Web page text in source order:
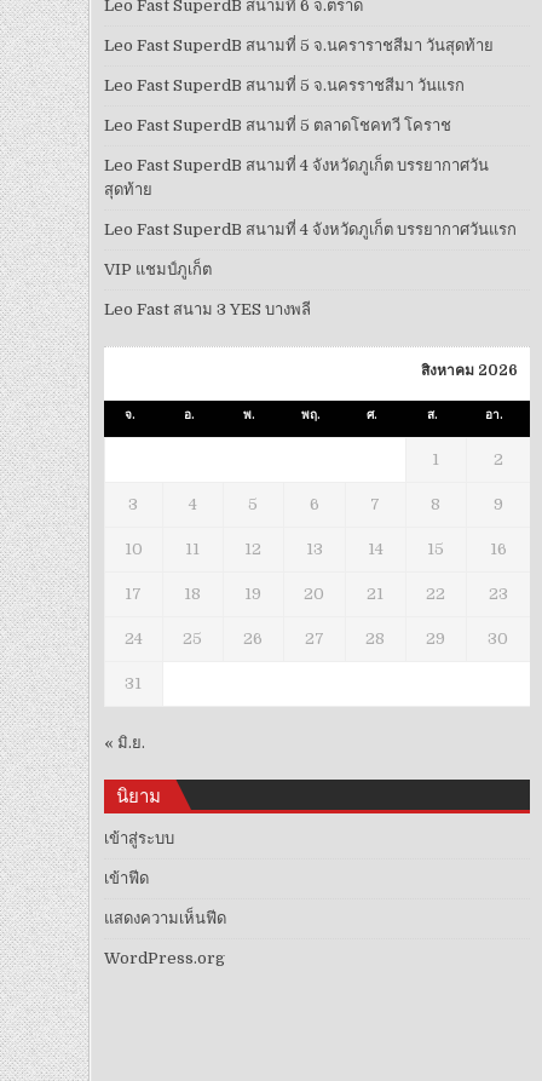
Leo Fast SuperdB สนามที่ 6 จ.ตราด
Leo Fast SuperdB สนามที่ 5 จ.นคราราชสีมา วันสุดท้าย
Leo Fast SuperdB สนามที่ 5 จ.นครราชสีมา วันแรก
Leo Fast SuperdB สนามที่ 5 ตลาดโชคทวี โคราช
Leo Fast SuperdB สนามที่ 4 จังหวัดภูเก็ต บรรยากาศวัน
สุดท้าย
Leo Fast SuperdB สนามที่ 4 จังหวัดภูเก็ต บรรยากาศวันแรก
VIP แชมป์ภูเก็ต
Leo Fast สนาม 3 YES บางพลี
สิงหาคม 2026
จ. อ. พ. พฤ. ศ. ส. อา.
1 2
3 4 5 6 7 8 9
10 11 12 13 14 15 16
17 18 19 20 21 22 23
24 25 26 27 28 29 30
31
« มิ.ย.
นิยาม
เข้าสู่ระบบ
เข้าฟีด
แสดงความเห็นฟีด
WordPress.org